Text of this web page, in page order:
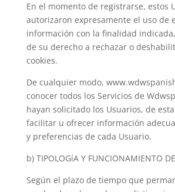
En el momento de registrarse, estos
autorizaron expresamente el uso de
información con la finalidad
de su derecho a rechazar o
cookies.
De cualquier modo,
conocer todos los Servicios de
hayan solicitado los Usuarios, de
facilitar u ofrecer información
y preferencias de cada Usuario.
b) TIPOLOGíA Y FUNCIONAMIENTO
Según el plazo de tiempo que